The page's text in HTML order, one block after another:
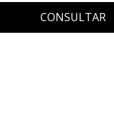
CONSULTAR